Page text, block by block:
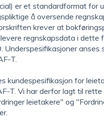
er et standardformat for
å oversende
krever at
regnskapsdata i
Underspesifikasjoner anses
T.
kundespesifikasjon for
T. Vi har derfor lagt til
leietakere" og